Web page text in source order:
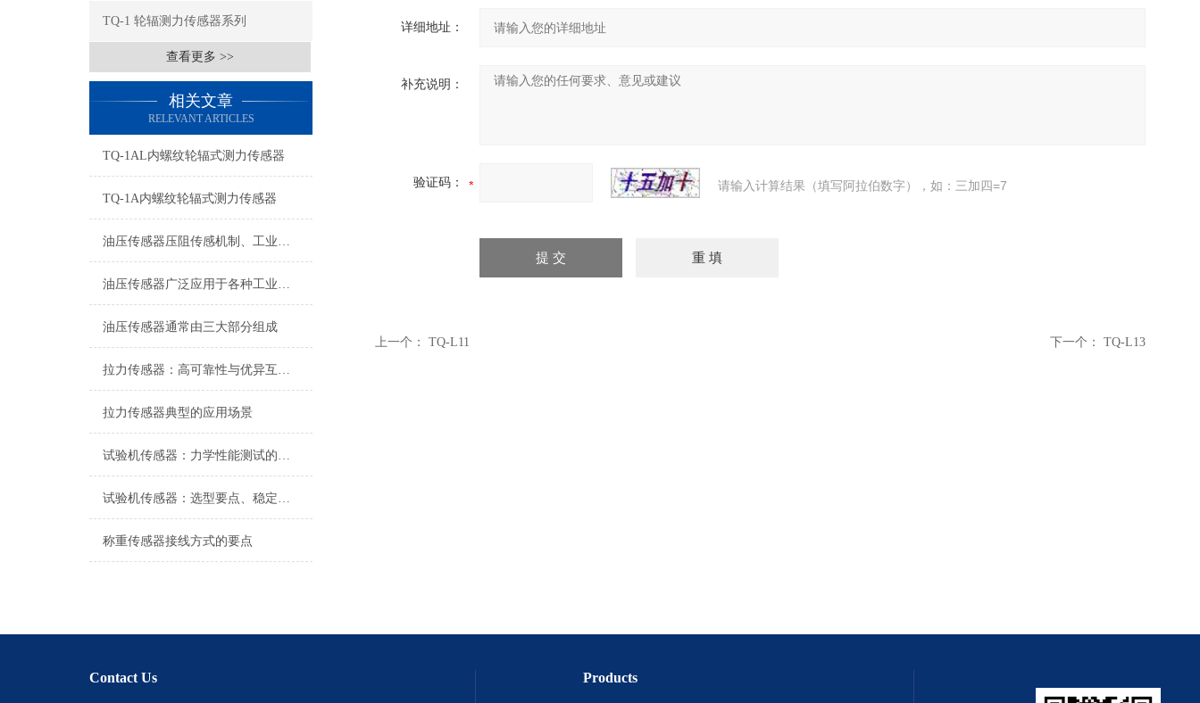
TQ-1 轮辐测力传感器系列
查看更多 >>
相关文章
RELEVANT ARTICLES
TQ-1AL内螺纹轮辐式测力传感器
TQ-1A内螺纹轮辐式测力传感器
油压传感器压阻传感机制、工业工况适配与标准化运维管理
油压传感器广泛应用于各种工业自控环境
油压传感器通常由三大部分组成
拉力传感器：高可靠性与优异互换性的技术解析
拉力传感器典型的应用场景
试验机传感器：力学性能测试的核心组件解析
试验机传感器：选型要点、稳定性及分类详解
称重传感器接线方式的要点
详细地址：
补充说明：
验证码： 请输入计算结果（填写阿拉伯数字），如：三加四=7
上一个： TQ-L11 下一个： TQ-L13
Contact Us Products